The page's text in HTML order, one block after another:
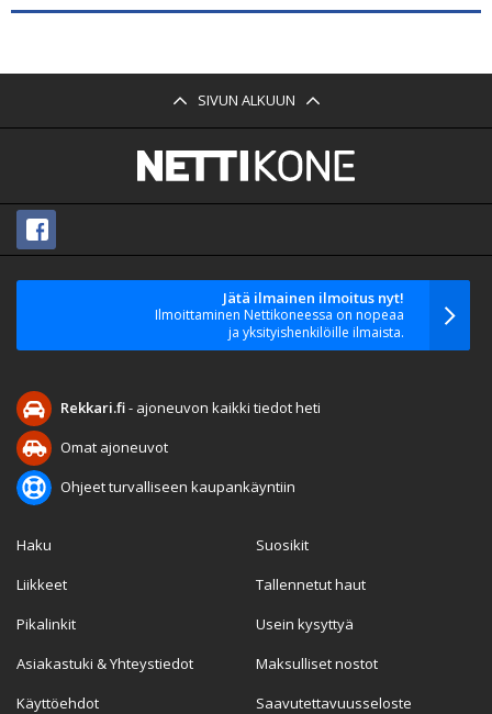
SIVUN ALKUUN
Jätä ilmainen ilmoitus nyt!
Ilmoittaminen Nettikoneessa on nopeaa
ja yksityishenkilöille ilmaista.
Rekkari.fi- ajoneuvon kaikki tiedot heti
Omat ajoneuvot
Ohjeet turvalliseen kaupankäyntiin
Haku
Liikkeet
Pikalinkit
Asiakastuki & Yhteystiedot
Käyttöehdot
Suosikit
Tallennetut haut
Usein kysyttyä
Maksulliset nostot
Saavutettavuusseloste